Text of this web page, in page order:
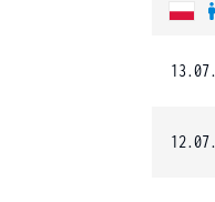
13.07.
12.07.